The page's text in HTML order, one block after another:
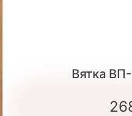
Вятка